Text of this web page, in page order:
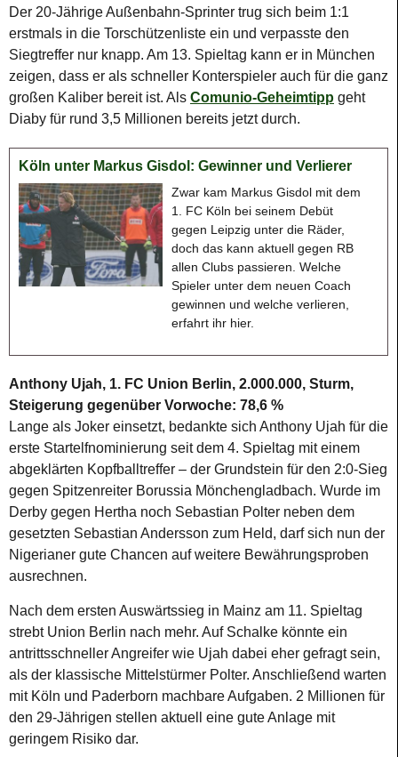
Der 20-Jährige Außenbahn-Sprinter trug sich beim 1:1
erstmals in die Torschützenliste ein und verpasste den
Siegtreffer nur knapp. Am 13. Spieltag kann er in München
zeigen, dass er als schneller Konterspieler auch für die ganz
großen Kaliber bereit ist. Als Comunio-Geheimtipp geht
Diaby für rund 3,5 Millionen bereits jetzt durch.
Köln unter Markus Gisdol: Gewinner und Verlierer
Zwar kam Markus Gisdol mit dem
1. FC Köln bei seinem Debüt
gegen Leipzig unter die Räder,
doch das kann aktuell gegen RB
allen Clubs passieren. Welche
Spieler unter dem neuen Coach
gewinnen und welche verlieren,
erfahrt ihr hier.
Anthony Ujah, 1. FC Union Berlin, 2.000.000, Sturm,
Steigerung gegenüber Vorwoche: 78,6 %
Lange als Joker einsetzt, bedankte sich Anthony Ujah für die
erste Startelfnominierung seit dem 4. Spieltag mit einem
abgeklärten Kopfballtreffer – der Grundstein für den 2:0-Sieg
gegen Spitzenreiter Borussia Mönchengladbach. Wurde im
Derby gegen Hertha noch Sebastian Polter neben dem
gesetzten Sebastian Andersson zum Held, darf sich nun der
Nigerianer gute Chancen auf weitere Bewährungsproben
ausrechnen.
Nach dem ersten Auswärtssieg in Mainz am 11. Spieltag
strebt Union Berlin nach mehr. Auf Schalke könnte ein
antrittsschneller Angreifer wie Ujah dabei eher gefragt sein,
als der klassische Mittelstürmer Polter. Anschließend warten
mit Köln und Paderborn machbare Aufgaben. 2 Millionen für
den 29-Jährigen stellen aktuell eine gute Anlage mit
geringem Risiko dar.